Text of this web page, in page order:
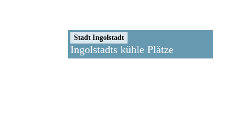
Stadt Ingolstadt
Ingolstadts kühle Plätze